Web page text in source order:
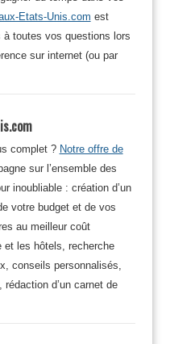
Etats-Unis.com est
toutes vos questions lors
sur internet (ou par
complet ? Notre offre de
sur l’ensemble des
inoubliable : création d’un
votre budget et de vos
au meilleur coût
et les hôtels, recherche
conseils personnalisés,
d’un carnet de